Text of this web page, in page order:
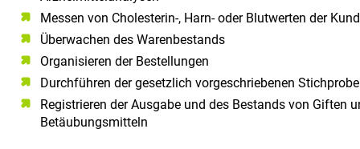
Messen von Cholesterin-, Harn- oder Blutwerten der
Überwachen des Warenbestands
Organisieren der Bestellungen
Durchführen der gesetzlich vorgeschriebenen
Registrieren der Ausgabe und des Bestands von Giften
Betäubungsmitteln